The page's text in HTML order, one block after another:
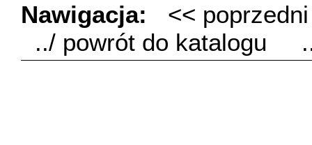
Nawigacja:
<<
../ powrót do katalogu